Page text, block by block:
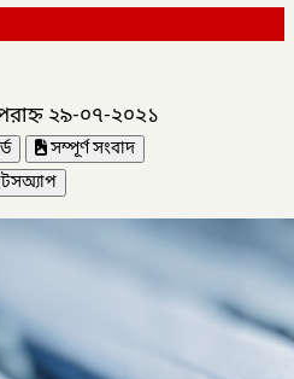
২৯-০৭-২০২১
সম্পূর্ণ সংবাদ